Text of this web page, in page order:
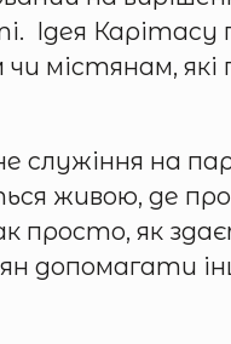
Ідея
чи містянам,
на
живою, де
просто, як
допомагати